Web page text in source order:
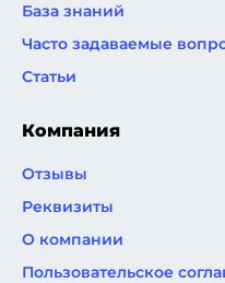
База знаний
Часто задаваемые
Статьи
Компания
Отзывы
Реквизиты
О компании
Пользовательское